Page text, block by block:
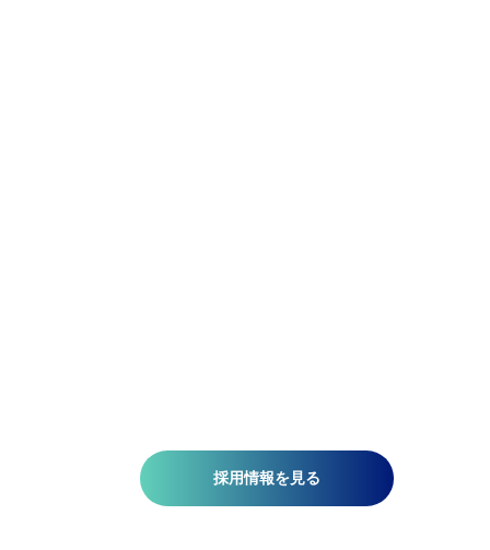
採用情報を見る